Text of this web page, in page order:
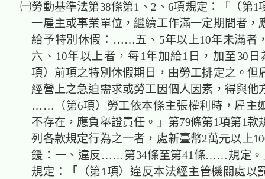
㈠勞動基準法第38條第1、2、6項規定：「（第1
一雇主或事業單位，繼續工作滿一定期間者，
給予特別休假：……五、5年以上10年未滿者
六、10年以上者，每1年加給1日，加至30日
項）前項之特別休假期日，由勞工排定之。但
經營上之急迫需求或勞工因個人因素，得與他
……（第6項）勞工依本條主張權利時，雇主
不存在，應負舉證責任。」第79條第1項第1款
列各款規定行為之一者，處新臺幣2萬元以上
鍰：一、違反……第34條至第41條……規定。
規定：「（第1項）違反本法經主管機關處以